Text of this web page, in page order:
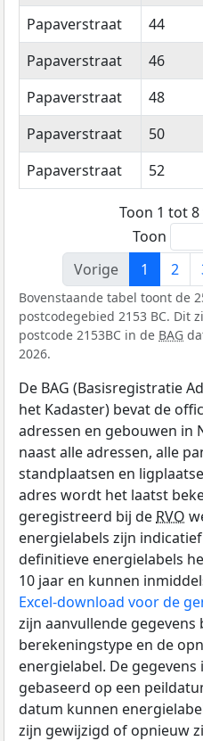
Papaverstraat
44
Papaverstraat
46
Papaverstraat
48
Papaverstraat
50
Papaverstraat
52
Toon 1 tot
Toon
Vorige
1 2
Bovenstaande tabel toont de
postcodegebied 2153 BC. Dit
postcode 2153BC in de BAG
2026.
De BAG (Basisregistratie
het Kadaster) bevat de
adressen en gebouwen in
naast alle adressen, alle
standplaatsen en
adres wordt het laatst
geregistreerd bij de RVO
energielabels zijn
definitieve energielabels
10 jaar en kunnen
Excel-download voor de
zijn aanvullende gegevens
berekeningstype en de
energielabel. De gegevens
gebaseerd op een
datum kunnen
zijn gewijzigd of opnieuw